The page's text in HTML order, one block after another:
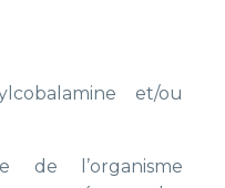
et/ou
de l’organisme